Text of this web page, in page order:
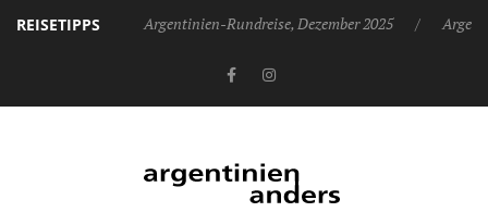
REISETIPPS Argentinien-Rundreise, Dezember 2025